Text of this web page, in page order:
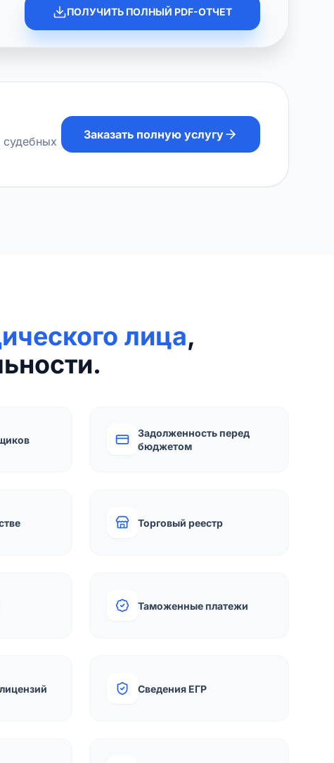
ПОЛУЧИТЬ ПОЛНЫЙ PDF-ОТЧЕТ
судебных
Заказать полную услугу
лица,
Задолженность перед
бюджетом
Торговый реестр
Таможенные платежи
Сведения ЕГР